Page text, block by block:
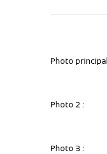
Photo
Photo 2 :
Photo 3 :